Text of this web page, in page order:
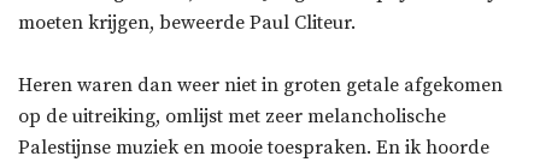
moeten krijgen, beweerde Paul Cliteur.
Heren waren dan weer niet in groten getale afgekomen
op de uitreiking, omlijst met zeer melancholische
Palestijnse muziek en mooie toespraken. En ik hoorde